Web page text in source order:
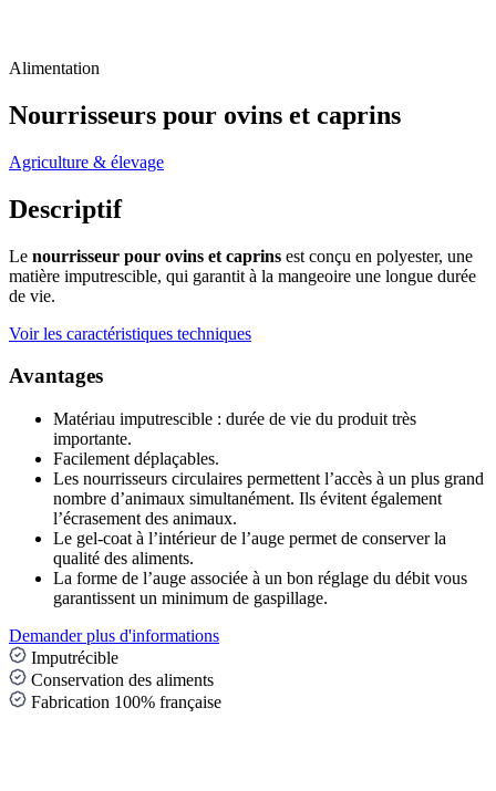
Alimentation
Nourrisseurs pour ovins et caprins
Agriculture & élevage
Descriptif
Le nourrisseur pour ovins et caprins est conçu en polyester, une
matière imputrescible, qui garantit à la mangeoire une longue durée
de vie.
Voir les caractéristiques techniques
Avantages
Matériau imputrescible : durée de vie du produit très
importante.
Facilement déplaçables.
Les nourrisseurs circulaires permettent l’accès à un plus grand
nombre d’animaux simultanément. Ils évitent également
l’écrasement des animaux.
Le gel-coat à l’intérieur de l’auge permet de conserver la
qualité des aliments.
La forme de l’auge associée à un bon réglage du débit vous
garantissent un minimum de gaspillage.
Demander plus d'informations
Imputrécible
Conservation des aliments
Fabrication 100% française